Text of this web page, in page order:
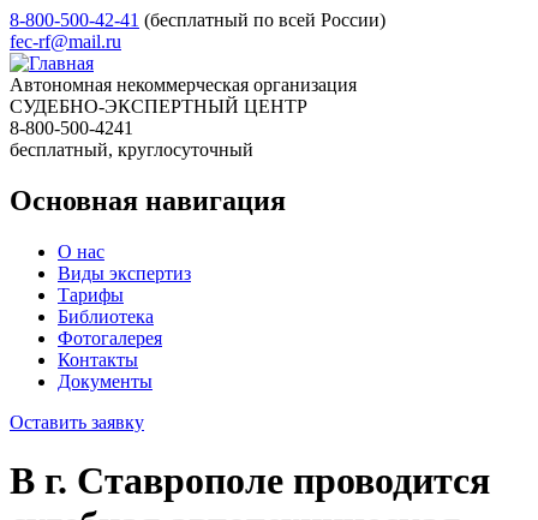
8-800-500-42-41 (бесплатный по всей России)
fec-rf@mail.ru
Автономная некоммерческая организация
СУДЕБНО-ЭКСПЕРТНЫЙ ЦЕНТР
8-800-500-4241
бесплатный, круглосуточный
Основная навигация
О нас
Виды экспертиз
Тарифы
Библиотека
Фотогалерея
Контакты
Документы
Оставить заявку
В г. Ставрополе проводится